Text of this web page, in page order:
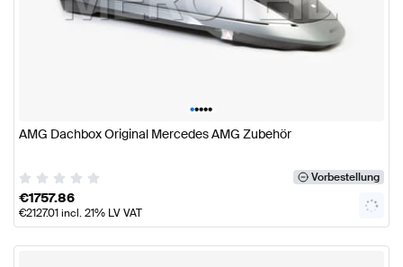
•••••
AMG Dachbox Original Mercedes AMG Zubehör
Vorbestellung
€1757.86
€2127.01incl. 21% LV VAT